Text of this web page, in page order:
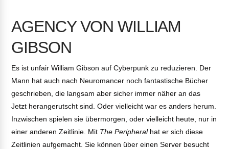
AGENCY VON WILLIAM
GIBSON
Es ist unfair William Gibson auf Cyberpunk zu reduzieren. Der
Mann hat auch nach Neuromancer noch fantastische Bücher
geschrieben, die langsam aber sicher immer näher an das
Jetzt herangerutscht sind. Oder vielleicht war es anders herum.
Inzwischen spielen sie übermorgen, oder vielleicht heute, nur in
einer anderen Zeitlinie. Mit The Peripheralhat er sich diese
Zeitlinien aufgemacht. Sie können über einen Server besucht